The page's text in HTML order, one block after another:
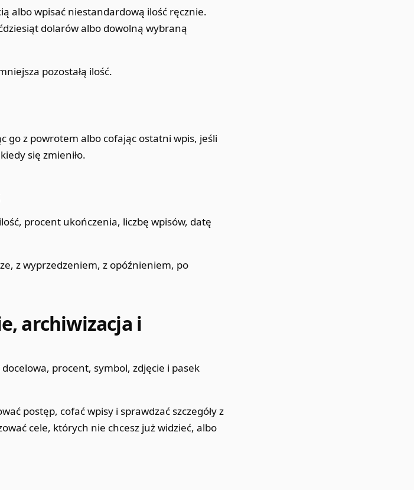
albo wpisać niestandardową ilość ręcznie.
dolarów albo dowolną wybraną
pozostałą ilość.
go z powrotem albo cofając ostatni wpis, jeśli
się zmieniło.
procent ukończenia, liczbę wpisów, datę
z wyprzedzeniem, z opóźnieniem, po
archiwizacja i
procent, symbol, zdjęcie i pasek
postęp, cofać wpisy i sprawdzać szczegóły z
cele, których nie chcesz już widzieć, albo